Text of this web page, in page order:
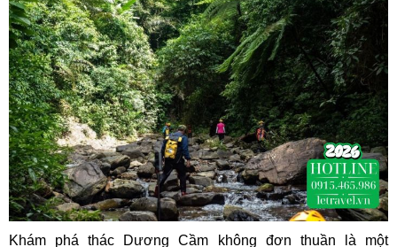
Khám phá thác Dương Cầm không đơn thuần là một